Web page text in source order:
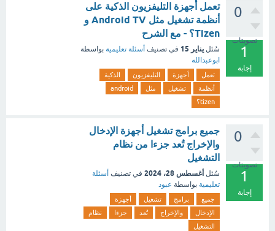
0
تصويتات
1
إجابة
تعمل أجهزة التليفزيون الذكية على
أنظمة تشغيل مثل Android TV و
Tizen؟ - مع الشرح
سُئل يناير 15 في تصنيف أسئلة تعليمية بواسطة
ابوعبدالله
تعمل أجهزة التليفزيون
الذكية
أنظمة
تشغيل مثل
android
tizen؟
0
تصويتات
1
إجابة
جميع برامج تشغيل أجهزة الإدخال
والإخراج تُعد جزءا من نظام
التشغيل
سُئل أغسطس 28، 2024 في تصنيف أسئلة
تعليمية بواسطة عبود
جميع برامج تشغيل
أجهزة
الإدخال
والإخراج تُعد جزءا
نظام
التشغيل